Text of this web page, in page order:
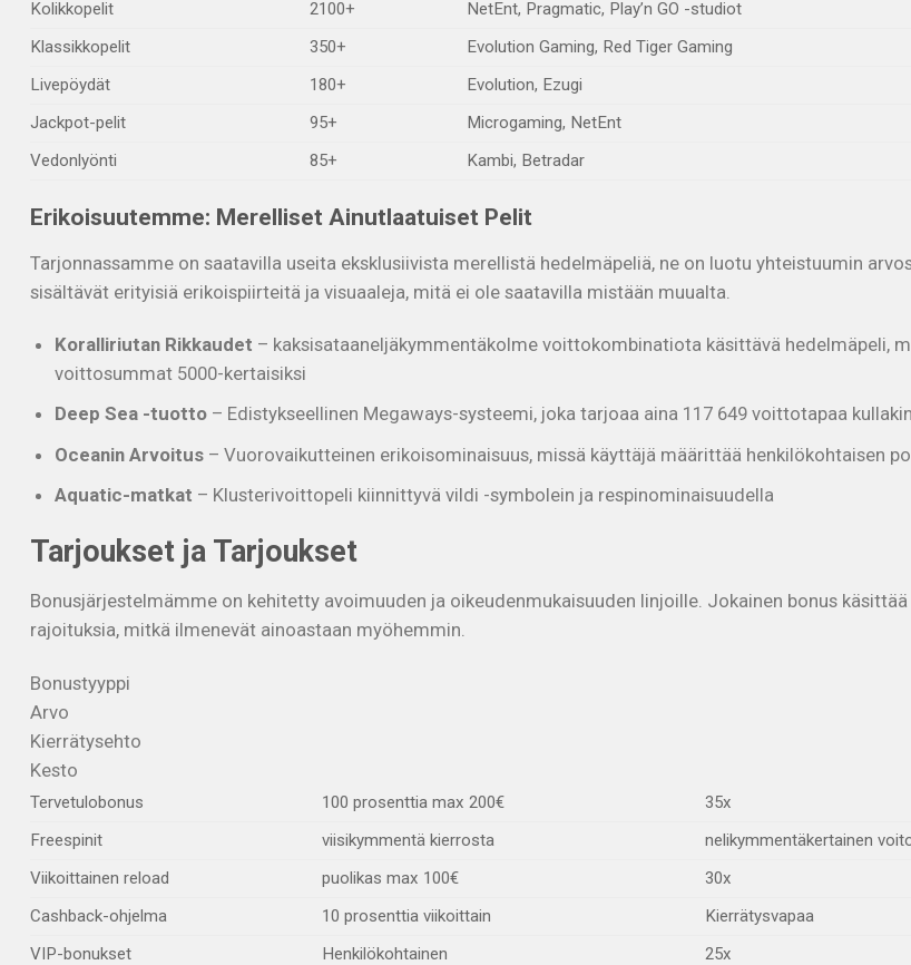
Kolikkopelit 2100+ NetEnt, Pragmatic, Play’n GO -studiot
Klassikkopelit
350+ Evolution Gaming, Red Tiger Gaming
Livepöydät
180+ Evolution, Ezugi
Jackpot-pelit
95+ Microgaming, NetEnt
Vedonlyönti
85+ Kambi, Betradar
Erikoisuutemme: Merelliset Ainutlaatuiset Pelit
Tarjonnassamme on saatavilla useita eksklusiivista merellistä hedelmäpeliä, ne on luotu yhteistuumin
sisältävät erityisiä erikoispiirteitä ja visuaaleja, mitä ei ole saatavilla mistään muualta.
Koralliriutan Rikkaudet – kaksisataaneljäkymmentäkolme voittokombinatiota käsittävä hedelmäpeli,
voittosummat 5000-kertaisiksi
Deep Sea -tuotto– Edistykseellinen Megaways-systeemi, joka tarjoaa aina 117 649 voittotapaa
Oceanin Arvoitus– Vuorovaikutteinen erikoisominaisuus, missä käyttäjä määrittää henkilökohtaisen
Aquatic-matkat – Klusterivoittopeli kiinnittyvä vildi -symbolein ja respinominaisuudella
Tarjoukset ja Tarjoukset
Bonusjärjestelmämme on kehitetty avoimuuden ja oikeudenmukaisuuden linjoille. Jokainen bonus
rajoituksia, mitkä ilmenevät ainoastaan myöhemmin.
Bonustyyppi
Arvo
Kierrätysehto
Kesto
Tervetulobonus 100 prosenttia max 200€ 35x
Freespinit
viisikymmentä kierrosta nelikymmentäkertainen
Viikoittainen reload
puolikas max 100€ 30x
Cashback-ohjelma
10 prosenttia viikoittain Kierrätysvapaa
VIP-bonukset
Henkilökohtainen 25x